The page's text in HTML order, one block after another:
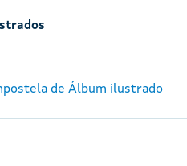
de Álbum ilustrado